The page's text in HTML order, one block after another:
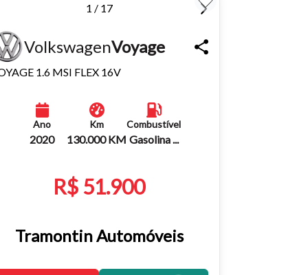
1 / 17
VolkswagenVoyage
1.6 MSI FLEX 16V
Ano
2020
Km
130.000 KM
Combustível
Gasolina ...
R$ 51.900
Tramontin Automóveis